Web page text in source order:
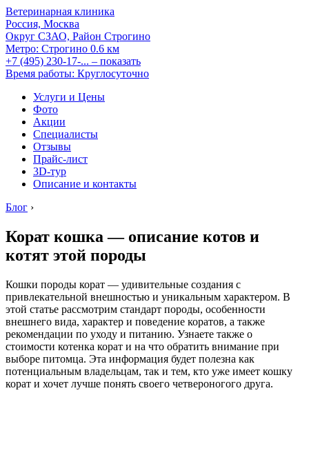
Ветеринарная клиника
Россия, Москва
Округ СЗАО, Район Строгино
Метро: Строгино 0.6 км
+7 (495) 230-17-... – показать
Время работы: Круглосуточно
Услуги и Цены
Фото
Акции
Специалисты
Отзывы
Прайс-лист
3D-тур
Описание и контакты
Блог ›
Корат кошка — описание котов и
котят этой породы
Кошки породы корат — удивительные создания с
привлекательной внешностью и уникальным характером. В
этой статье рассмотрим стандарт породы, особенности
внешнего вида, характер и поведение коратов, а также
рекомендации по уходу и питанию. Узнаете также о
стоимости котенка корат и на что обратить внимание при
выборе питомца. Эта информация будет полезна как
потенциальным владельцам, так и тем, кто уже имеет кошку
корат и хочет лучше понять своего четвероногого друга.